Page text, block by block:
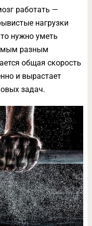
работать —
нагрузки
нужно уметь
разным
общая скорость
и вырастает
задач.